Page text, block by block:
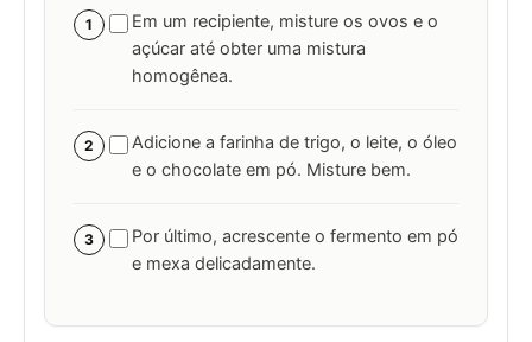
1
Em um recipiente, misture os ovos e o
açúcar até obter uma mistura
homogênea.
2
Adicione a farinha de trigo, o leite, o óleo
e o chocolate em pó. Misture bem.
3
Por último, acrescente o fermento em pó
e mexa delicadamente.